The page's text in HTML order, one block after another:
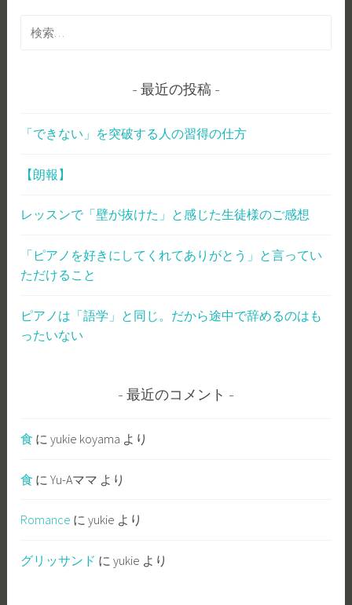
検
索
最近の投稿
「できない」を突破する人の習得の仕方
【朗報】
レッスンで「壁が抜けた」と感じた生徒様のご感想
「ピアノを好きにしてくれてありがとう」と言ってい
ただけること
ピアノは「語学」と同じ。だから途中で辞めるのはも
ったいない
最近のコメント
食 にyukie koyama より
食 にYu-Aママ より
Romance にyukie より
グリッサンド にyukie より